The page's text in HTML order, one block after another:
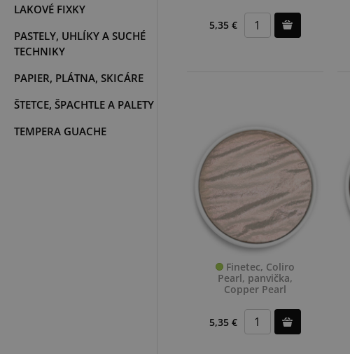
LAKOVÉ FIXKY
PASTELY, UHLÍKY A SUCHÉ
TECHNIKY
PAPIER, PLÁTNA, SKICÁRE
ŠTETCE, ŠPACHTLE A PALETY
TEMPERA GUACHE
5,35 €
Finetec, Coliro
Pearl, panvička,
Copper Pearl
5,35 €